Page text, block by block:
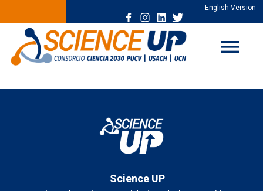
English Version
menu
Science UP